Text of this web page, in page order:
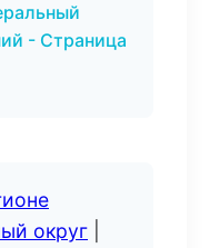
- Страница
округ